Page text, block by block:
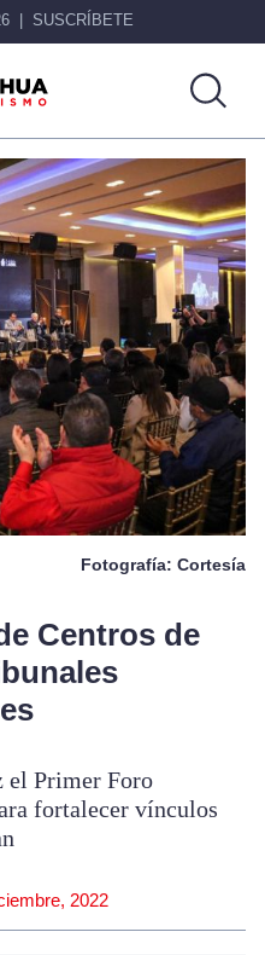
SUSCRÍBETE
Fotografía: Cortesía
Centros de
el Primer Foro
fortalecer vínculos
2022